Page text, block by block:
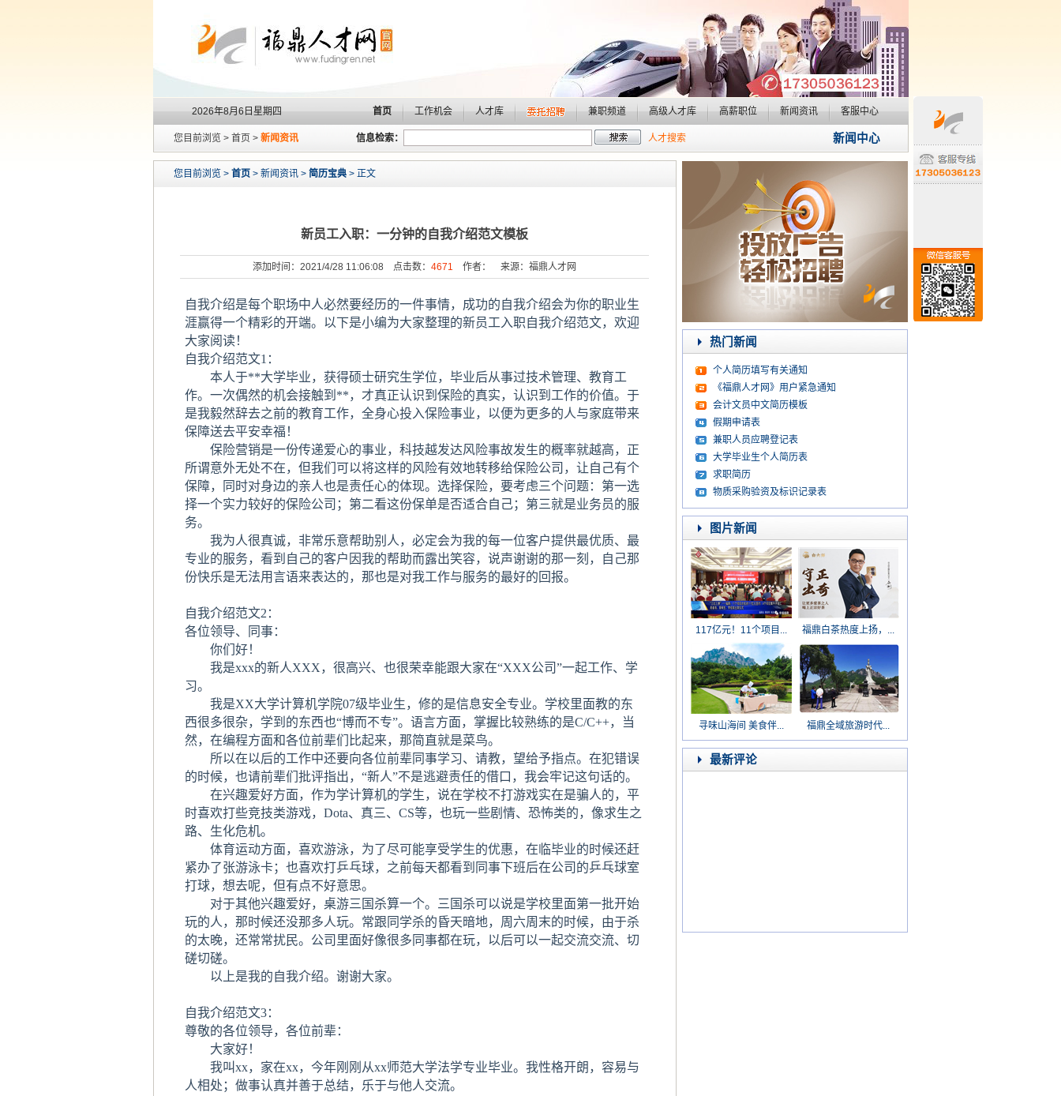
2026年8月6日星期四 首页 工作机会 人才库 兼职频道 高级人才库 高薪职位 新闻资讯 客服中心
您目前浏览 > 首页 > 新闻资讯 信息检索： 人才搜索 新闻中心
您目前浏览 > 首页> 新闻资讯 > 简历宝典> 正文
新员工入职：一分钟的自我介绍范文模板
添加时间：2021/4/28 11:06:08 点击数： 4671 作者： 来源：福鼎人才网
自我介绍是每个职场中人必然要经历的一件事情，成功的自我介绍会为你的职业生
涯赢得一个精彩的开端。以下是小编为大家整理的新员工入职自我介绍范文，欢迎
大家阅读！
自我介绍范文1：
本人于**大学毕业，获得硕士研究生学位，毕业后从事过技术管理、教育工
作。一次偶然的机会接触到**，才真正认识到保险的真实，认识到工作的价值。于
是我毅然辞去之前的教育工作，全身心投入保险事业，以便为更多的人与家庭带来
保障送去平安幸福！
保险营销是一份传递爱心的事业，科技越发达风险事故发生的概率就越高，正
所谓意外无处不在，但我们可以将这样的风险有效地转移给保险公司，让自己有个
保障，同时对身边的亲人也是责任心的体现。选择保险，要考虑三个问题：第一选
择一个实力较好的保险公司；第二看这份保单是否适合自己；第三就是业务员的服
务。
我为人很真诚，非常乐意帮助别人，必定会为我的每一位客户提供最优质、最
专业的服务，看到自己的客户因我的帮助而露出笑容，说声谢谢的那一刻，自己那
份快乐是无法用言语来表达的，那也是对我工作与服务的最好的回报。
自我介绍范文2：
各位领导、同事：
你们好！
我是xxx的新人XXX，很高兴、也很荣幸能跟大家在“XXX公司”一起工作、学
习。
我是XX大学计算机学院07级毕业生，修的是信息安全专业。学校里面教的东
西很多很杂，学到的东西也“博而不专”。语言方面，掌握比较熟练的是C/C++，当
然，在编程方面和各位前辈们比起来，那简直就是菜鸟。
所以在以后的工作中还要向各位前辈同事学习、请教，望给予指点。在犯错误
的时候，也请前辈们批评指出，“新人”不是逃避责任的借口，我会牢记这句话的。
在兴趣爱好方面，作为学计算机的学生，说在学校不打游戏实在是骗人的，平
时喜欢打些竞技类游戏，Dota、真三、CS等，也玩一些剧情、恐怖类的，像求生之
路、生化危机。
体育运动方面，喜欢游泳，为了尽可能享受学生的优惠，在临毕业的时候还赶
紧办了张游泳卡；也喜欢打乒乓球，之前每天都看到同事下班后在公司的乒乓球室
打球，想去呢，但有点不好意思。
对于其他兴趣爱好，桌游三国杀算一个。三国杀可以说是学校里面第一批开始
玩的人，那时候还没那多人玩。常跟同学杀的昏天暗地，周六周末的时候，由于杀
的太晚，还常常扰民。公司里面好像很多同事都在玩，以后可以一起交流交流、切
磋切磋。
以上是我的自我介绍。谢谢大家。
自我介绍范文3：
尊敬的各位领导，各位前辈：
大家好！
我叫xx，家在xx，今年刚刚从xx师范大学法学专业毕业。我性格开朗，容易与
人相处；做事认真并善于总结，乐于与他人交流。
热门新闻
个人简历填写有关通知
《福鼎人才网》用户紧急通知
会计文员中文简历模板
假期申请表
兼职人员应聘登记表
大学毕业生个人简历表
求职简历
物质采购验资及标识记录表
图片新闻
117亿元！11个项目... 福鼎白茶热度上扬，...
寻味山海间 美食伴... 福鼎全域旅游时代...
最新评论